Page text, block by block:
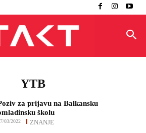
YTB
za prijavu na Balkansku
školu
ZNANJE
03/2022